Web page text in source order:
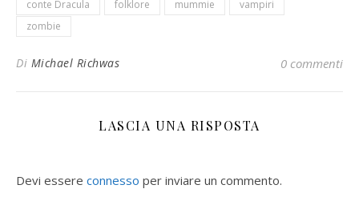
conte Dracula folklore mummie
vampiri
zombie
Di Michael Richwas 0 commenti
LASCIA UNA RISPOSTA
Devi essere connesso per inviare un commento.